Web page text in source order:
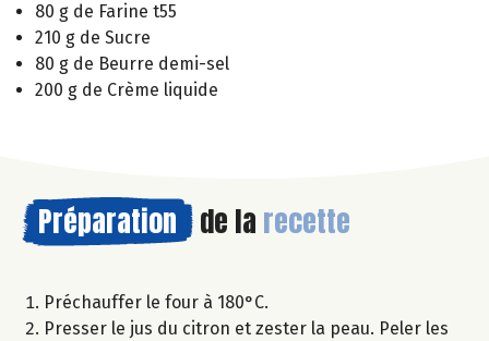
80 g de Farine t55
210 g de Sucre
80 g de Beurre demi-sel
200 g de Crème liquide
Préparation de la recette
Préchauffer le four à 180°C.
Presser le jus du citron et zester la peau. Peler les